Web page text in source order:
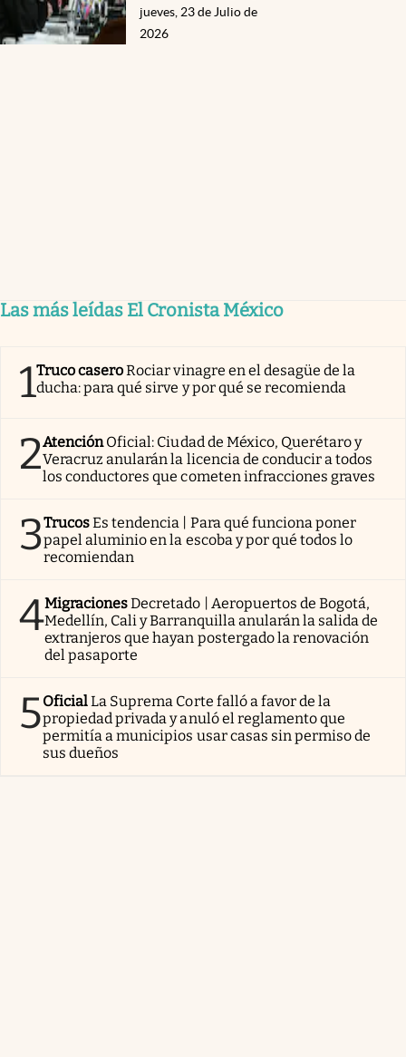
jueves, 23 de Julio de
2026
Las más leídas El Cronista México
1Truco caseroRociar vinagre en el desagüe de la
ducha: para qué sirve y por qué se recomienda
2AtenciónOficial: Ciudad de México, Querétaro y
Veracruz anularán la licencia de conducir a todos
los conductores que cometen infracciones graves
3TrucosEs tendencia | Para qué funciona poner
papel aluminio en la escoba y por qué todos lo
recomiendan
4MigracionesDecretado | Aeropuertos de Bogotá,
Medellín, Cali y Barranquilla anularán la salida de
extranjeros que hayan postergado la renovación
del pasaporte
5OficialLa Suprema Corte falló a favor de la
propiedad privada y anuló el reglamento que
permitía a municipios usar casas sin permiso de
sus dueños